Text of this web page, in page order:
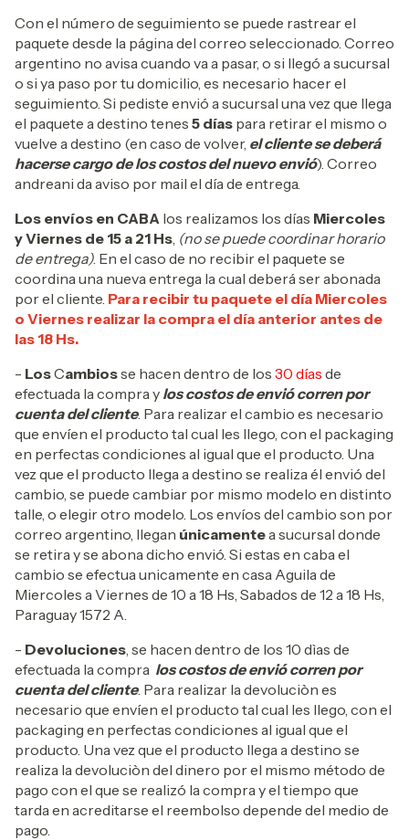
Con el número de seguimiento se puede rastrear el
paquete desde la página del correo seleccionado. Correo
argentino no avisa cuando va a pasar, o si llegó a sucursal
o si ya paso por tu domicilio, es necesario hacer el
seguimiento. Si pediste envió a sucursal una vez que llega
el paquete a destino tenes 5 días para retirar el mismo o
vuelve a destino (en caso de volver, el cliente se deberá
hacerse cargo de los costos del nuevo envió). Correo
andreani da aviso por mail el día de entrega.
Los envíos en CABA los realizamos los días Miercoles
y Viernes de 15 a 21 Hs (no se puede coordinar horario
de entrega). En el caso de no recibir el paquete se
coordina una nueva entrega la cual deberá ser abonada
por el cliente. Para recibir tu paquete el día Miercoles
o Viernes realizar la compra el día anterior antes de
las 18 Hs.
- LosCambiosse hacen dentro de los 30 días de
efectuada la compra y los costos de envió corren por
cuenta del cliente. Para realizar el cambio es necesario
que envíen el producto tal cual les llego, con el packaging
en perfectas condiciones al igual que el producto. Una
vez que el producto llega a destino se realiza él envió del
cambio, se puede cambiar por mismo modelo en distinto
talle, o elegir otro modelo. Los envíos del cambio son por
correo argentino, llegan únicamentea sucursal donde
se retira y se abona dicho envió. Si estas en caba el
cambio se efectua unicamente en casa Aguila de
Miercoles a Viernes de 10 a 18 Hs, Sabados de 12 a 18 Hs,
Paraguay 1572 A.
- Devoluciones , se hacen dentro de los 10 dìas de
efectuada la compra los costos de envió corren por
cuenta del cliente. Para realizar la devoluciòn es
necesario que envíen el producto tal cual les llego, con el
packaging en perfectas condiciones al igual que el
producto. Una vez que el producto llega a destino se
realiza la devoluciòn del dinero por el mismo método de
pago con el que se realizó la compra y el tiempo que
tarda en acreditarse el reembolso depende del medio de
pago.